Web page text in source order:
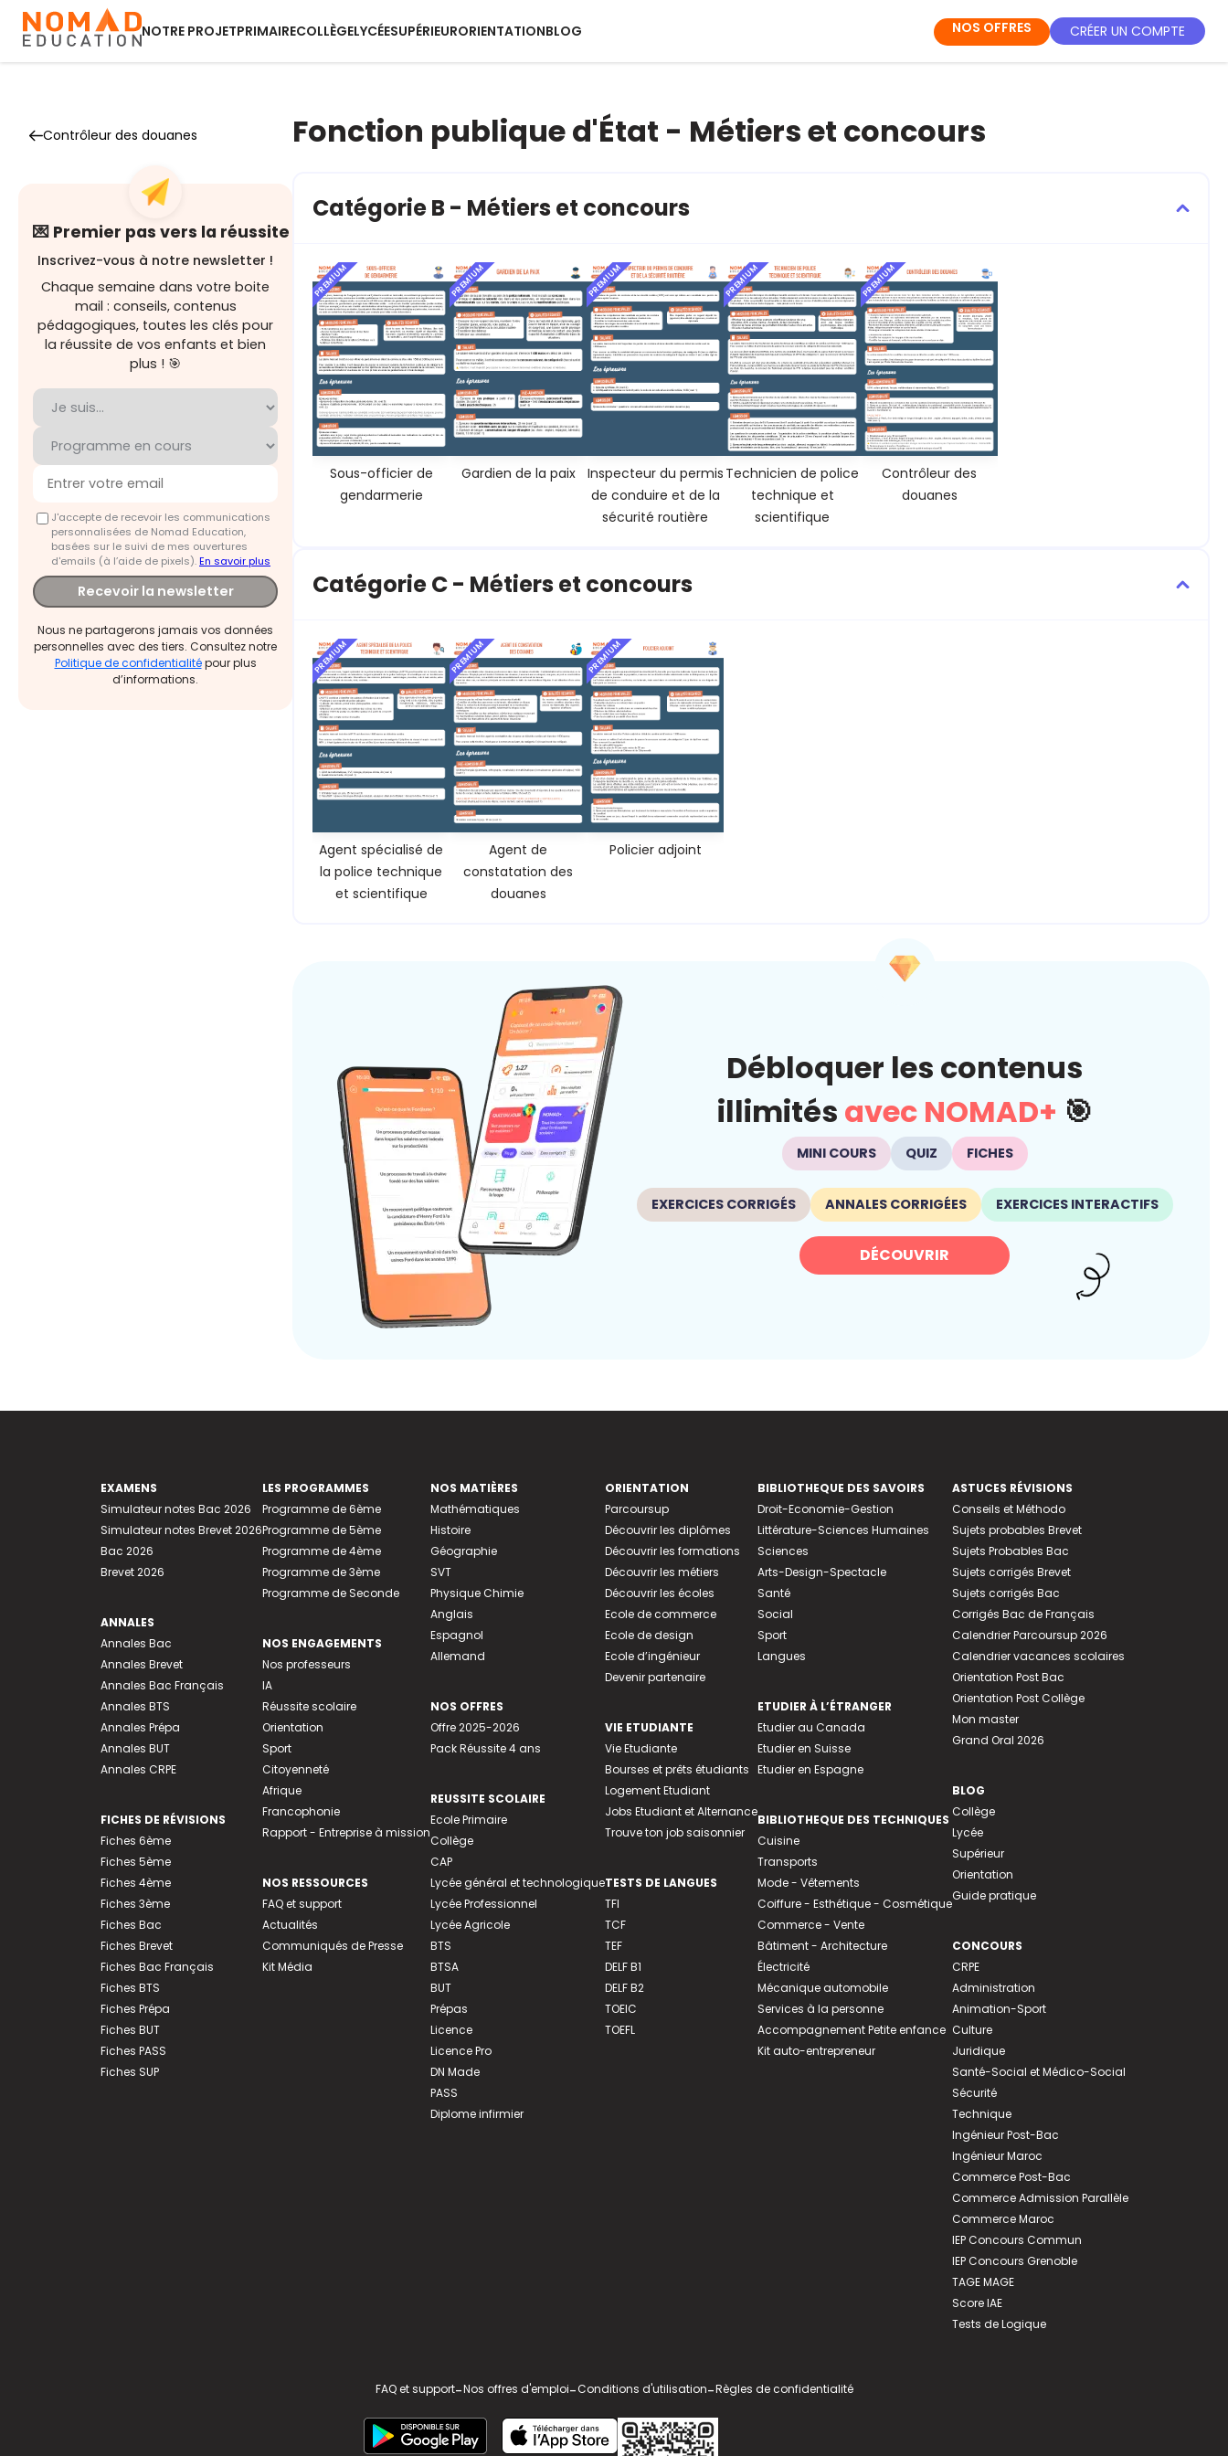
NOTRE PROJETPRIMAIRECOLLÈGELYCÉESUPÉRIEURORIENTATIONBLOG NOS OFFRES CRÉER UN COMPTE
Contrôleur des douanes
💌 Premier pas vers la réussite
Inscrivez-vous à notre newsletter !
Chaque semaine dans votre boite
mail : conseils, contenus
pédagogiques, toutes les clés pour
la réussite de vos enfants et bien
plus ! 🎯
J'accepte de recevoir les communications
personnalisées de Nomad Education,
basées sur le suivi de mes ouvertures
d'emails (à l’aide de pixels).En savoir plus
Recevoir la newsletter
Nous ne partagerons jamais vos données
personnelles avec des tiers. Consultez notre
Politique de confidentialitépour plus
d’informations.
Fonction publique d'État - Métiers et concours
Catégorie B - Métiers et concours
PREMIUM
Sous-officier de
gendarmerie
PREMIUM
Gardien de la paix
PREMIUM
Inspecteur du permis
de conduire et de la
sécurité routière
PREMIUM
Technicien de police
technique et
scientifique
PREMIUM
Contrôleur des
douanes
Catégorie C - Métiers et concours
PREMIUM
Agent spécialisé de
la police technique
et scientifique
PREMIUM
Agent de
constatation des
douanes
PREMIUM
Policier adjoint
Débloquer les contenus
illimités avec NOMAD+ 🎯
MINI COURS QUIZ FICHES
EXERCICES CORRIGÉS ANNALES CORRIGÉES EXERCICES INTERACTIFS
DÉCOUVRIR
EXAMENS
Simulateur notes Bac 2026
Simulateur notes Brevet 2026
Bac 2026
Brevet 2026
ANNALES
Annales Bac
Annales Brevet
Annales Bac Français
Annales BTS
Annales Prépa
Annales BUT
Annales CRPE
FICHES DE RÉVISIONS
Fiches 6ème
Fiches 5ème
Fiches 4ème
Fiches 3ème
Fiches Bac
Fiches Brevet
Fiches Bac Français
Fiches BTS
Fiches Prépa
Fiches BUT
Fiches PASS
Fiches SUP
LES PROGRAMMES
Programme de 6ème
Programme de 5ème
Programme de 4ème
Programme de 3ème
Programme de Seconde
NOS ENGAGEMENTS
Nos professeurs
IA
Réussite scolaire
Orientation
Sport
Citoyenneté
Afrique
Francophonie
Rapport - Entreprise à mission
NOS RESSOURCES
FAQ et support
Actualités
Communiqués de Presse
Kit Média
NOS MATIÈRES
Mathématiques
Histoire
Géographie
SVT
Physique Chimie
Anglais
Espagnol
Allemand
NOS OFFRES
Offre 2025-2026
Pack Réussite 4 ans
REUSSITE SCOLAIRE
Ecole Primaire
Collège
CAP
Lycée général et technologique
Lycée Professionnel
Lycée Agricole
BTS
BTSA
BUT
Prépas
Licence
Licence Pro
DN Made
PASS
Diplome infirmier
ORIENTATION
Parcoursup
Découvrir les diplômes
Découvrir les formations
Découvrir les métiers
Découvrir les écoles
Ecole de commerce
Ecole de design
Ecole d’ingénieur
Devenir partenaire
VIE ETUDIANTE
Vie Etudiante
Bourses et prêts étudiants
Logement Etudiant
Jobs Etudiant et Alternance
Trouve ton job saisonnier
TESTS DE LANGUES
TFI
TCF
TEF
DELF B1
DELF B2
TOEIC
TOEFL
BIBLIOTHEQUE DES SAVOIRS
Droit-Economie-Gestion
Littérature-Sciences Humaines
Sciences
Arts-Design-Spectacle
Santé
Social
Sport
Langues
ETUDIER À L’ÉTRANGER
Etudier au Canada
Etudier en Suisse
Etudier en Espagne
BIBLIOTHEQUE DES TECHNIQUES
Cuisine
Transports
Mode - Vêtements
Coiffure - Esthétique - Cosmétique
Commerce - Vente
Bâtiment - Architecture
Électricité
Mécanique automobile
Services à la personne
Accompagnement Petite enfance
Kit auto-entrepreneur
ASTUCES RÉVISIONS
Conseils et Méthodo
Sujets probables Brevet
Sujets Probables Bac
Sujets corrigés Brevet
Sujets corrigés Bac
Corrigés Bac de Français
Calendrier Parcoursup 2026
Calendrier vacances scolaires
Orientation Post Bac
Orientation Post Collège
Mon master
Grand Oral 2026
BLOG
Collège
Lycée
Supérieur
Orientation
Guide pratique
CONCOURS
CRPE
Administration
Animation-Sport
Culture
Juridique
Santé-Social et Médico-Social
Sécurité
Technique
Ingénieur Post-Bac
Ingénieur Maroc
Commerce Post-Bac
Commerce Admission Parallèle
Commerce Maroc
IEP Concours Commun
IEP Concours Grenoble
TAGE MAGE
Score IAE
Tests de Logique
FAQ et support-Nos offres d'emploi-Conditions d'utilisation-Règles de confidentialité